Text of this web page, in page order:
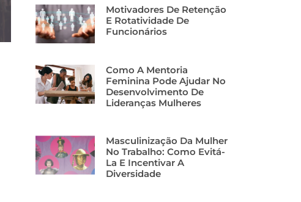
Motivadores De Retenção
E Rotatividade De
Funcionários
Como A Mentoria
Feminina Pode Ajudar No
Desenvolvimento De
Lideranças Mulheres
Masculinização Da Mulher
No Trabalho: Como Evitá-
La E Incentivar A
Diversidade